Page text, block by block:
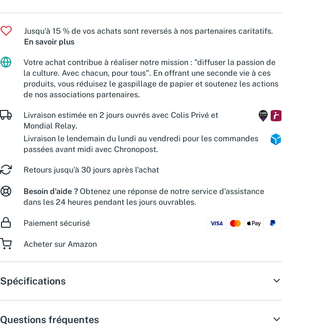
Jusqu'à 15 % de vos achats sont reversés à nos partenaires caritatifs.
En savoir plus
Votre achat contribue à réaliser notre mission : "diffuser la passion de
la culture. Avec chacun, pour tous". En offrant une seconde vie à ces
produits, vous réduisez le gaspillage de papier et soutenez les actions
de nos associations partenaires.
Livraison estimée en 2 jours ouvrés avec Colis Privé et
Mondial Relay.
Livraison le lendemain du lundi au vendredi pour les commandes
passées avant midi avec Chronopost.
Retours jusqu'à 30 jours après l'achat
Besoin d'aide ? Obtenez une réponse de notre service d'assistance
dans les 24 heures pendant les jours ouvrables.
Paiement sécurisé
Acheter sur Amazon
Spécifications
Questions fréquentes